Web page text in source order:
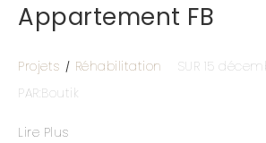
Appartement FB
Projets Réhabilitation
SUR 15
PAR:Boutik
Lire Plus